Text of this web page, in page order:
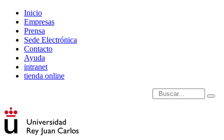
Inicio
Empresas
Prensa
Sede Electrónica
Contacto
Ayuda
intranet
tienda online
Introduce términos de